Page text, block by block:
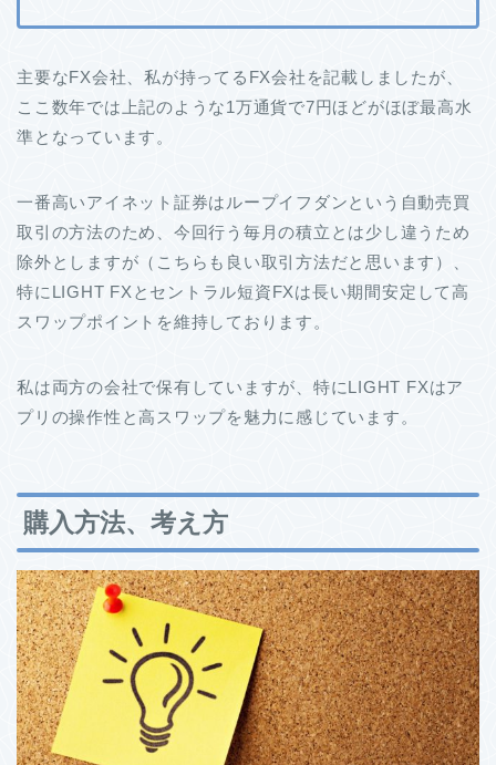
主要なFX会社、私が持ってるFX会社を記載しましたが、
ここ数年では上記のような1万通貨で7円ほどがほぼ最高水
準となっています。
一番高いアイネット証券はループイフダンという自動売買
取引の方法のため、今回行う毎月の積立とは少し違うため
除外としますが（こちらも良い取引方法だと思います）、
特にLIGHT FXとセントラル短資FXは長い期間安定して高
スワップポイントを維持しております。
私は両方の会社で保有していますが、特にLIGHT FXはア
プリの操作性と高スワップを魅力に感じています。
購入方法、考え方